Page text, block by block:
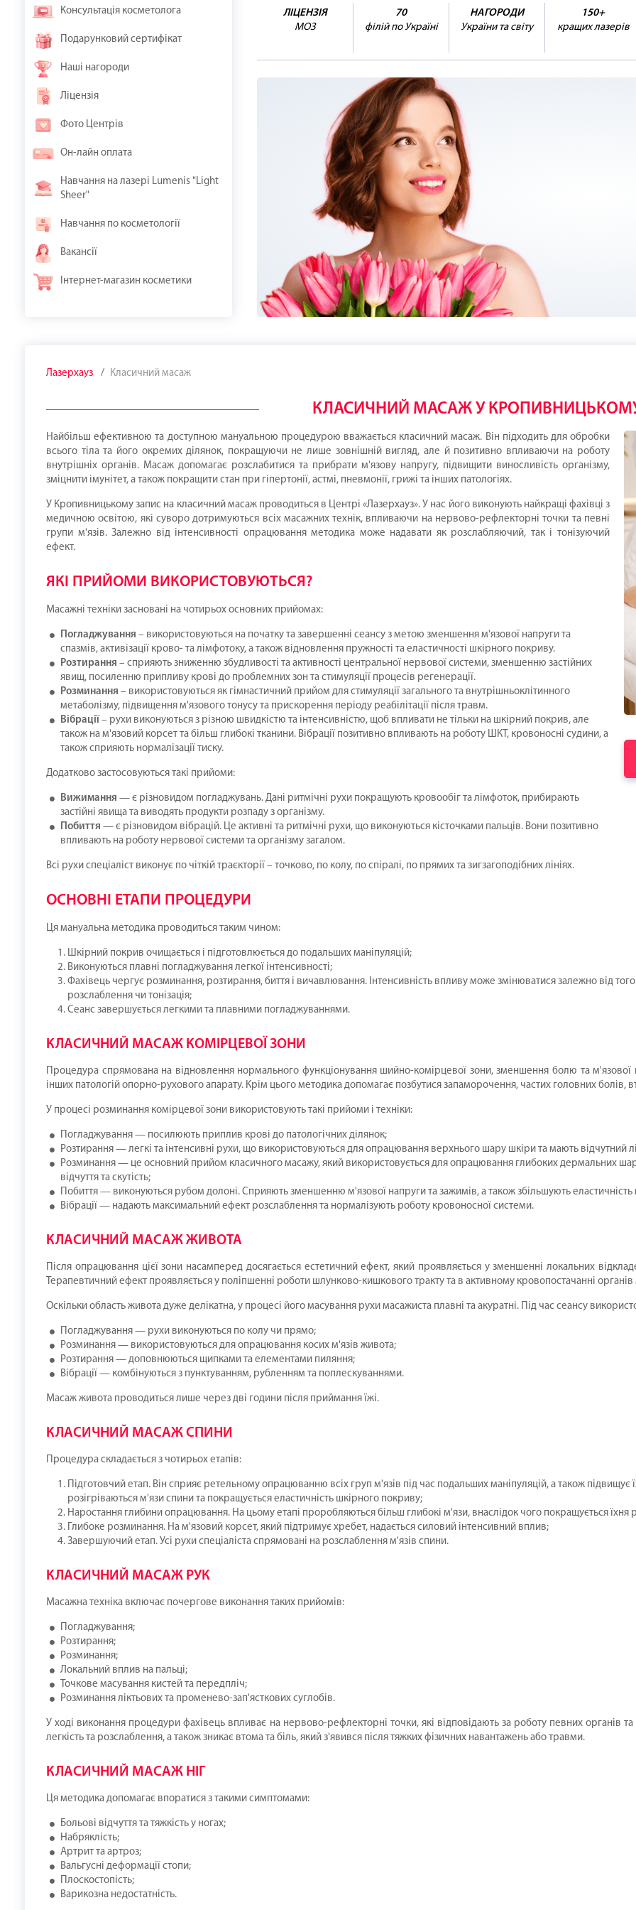
Консультація косметолога
Подарунковий сертифікат
Наші нагороди
Ліцензія
Фото Центрів
Он-лайн оплата
Навчання на лазері Lumenis "Light
Sheer"
Навчання по косметології
Вакансії
Інтернет-магазин косметики
ЛІЦЕНЗІЯ
МОЗ
70
філій по Україні
НАГОРОДИ
України та світу
150+
кращих лазерів
Лазерхауз Класичний масаж
КЛАСИЧНИЙ МАСАЖ У
Найбільш ефективною та доступною мануальною процедурою вважається класичний масаж. Він підходить для обробки
всього тіла та його окремих ділянок, покращуючи не лише зовнішній вигляд, але й позитивно впливаючи на роботу
внутрішніх органів. Масаж допомагає розслабитися та прибрати м'язову напругу, підвищити виносливість організму,
зміцнити імунітет, а також покращити стан при гіпертонії, астмі, пневмонії, грижі та інших патологіях.
У Кропивницькому запис на класичний масаж проводиться в Центрі «Лазерхауз». У нас його виконують найкращі фахівці з
медичною освітою, які суворо дотримуються всіх масажних технік, впливаючи на нервово-рефлекторні точки та певні
групи м'язів. Залежно від інтенсивності опрацювання методика може надавати як розслабляючий, так і тонізуючий
ефект.
ЯКІ ПРИЙОМИ ВИКОРИСТОВУЮТЬСЯ?
Масажні техніки засновані на чотирьох основних прийомах:
Погладжування – використовуються на початку та завершенні сеансу з метою зменшення м'язової напруги та
спазмів, активізації крово- та лімфотоку, а також відновлення пружності та еластичності шкірного покриву.
Розтирання – сприяють зниженню збудливості та активності центральної нервової системи, зменшенню застійних
явищ, посиленню припливу крові до проблемних зон та стимуляції процесів регенерації.
Розминання – використовуються як гімнастичний прийом для стимуляції загального та внутрішньоклітинного
метаболізму, підвищення м'язового тонусу та прискорення періоду реабілітації після травм.
Вібрації – рухи виконуються з різною швидкістю та інтенсивністю, щоб впливати не тільки на шкірний покрив, але
також на м'язовий корсет та більш глибокі тканини. Вібрації позитивно впливають на роботу ШКТ, кровоносні судини, а
також сприяють нормалізації тиску.
Додатково застосовуються такі прийоми:
Вижимання — є різновидом погладжувань. Дані ритмічні рухи покращують кровообіг та лімфоток, прибирають
застійні явища та виводять продукти розпаду з організму.
Побиття — є різновидом вібрацій. Це активні та ритмічні рухи, що виконуються кісточками пальців. Вони позитивно
впливають на роботу нервової системи та організму загалом.
Всі рухи спеціаліст виконує по чіткій траєкторії – точково, по колу, по спіралі, по прямих та зигзагоподібних лініях.
ОСНОВНІ ЕТАПИ ПРОЦЕДУРИ
Ця мануальна методика проводиться таким чином:
Шкірний покрив очищається і підготовлюється до подальших маніпуляцій;
Виконуються плавні погладжування легкої інтенсивності;
Фахівець чергує розминання, розтирання, биття і вичавлювання. Інтенсивність впливу може змінюватися залежно від
розслаблення чи тонізація;
Сеанс завершується легкими та плавними погладжуваннями.
КЛАСИЧНИЙ МАСАЖ КОМІРЦЕВОЇ ЗОНИ
Процедура спрямована на відновлення нормального функціонування шийно-комірцевої зони, зменшення болю та м'язової
інших патологій опорно-рухового апарату. Крім цього методика допомагає позбутися запаморочення, частих головних болів,
У процесі розминання комірцевої зони використовують такі прийоми і техніки:
Погладжування — посилюють приплив крові до патологічних ділянок;
Розтирання — легкі та інтенсивні рухи, що використовуються для опрацювання верхнього шару шкіри та мають відчутний
Розминання — це основний прийом класичного масажу, який використовується для опрацювання глибоких дермальних
відчуття та скутість;
Побиття — виконуються рубом долоні. Сприяють зменшенню м'язової напруги та зажимів, а також збільшують
Вібрації — надають максимальний ефект розслаблення та нормалізують роботу кровоносної системи.
КЛАСИЧНИЙ МАСАЖ ЖИВОТА
Після опрацювання цієї зони насамперед досягається естетичний ефект, який проявляється у зменшенні локальних
Терапевтичний ефект проявляється у поліпшенні роботи шлунково-кишкового тракту та в активному кровопостачанні органів
Оскільки область живота дуже делікатна, у процесі його масування рухи масажиста плавні та акуратні. Під час сеансу
Погладжування — рухи виконуються по колу чи прямо;
Розминання — використовуються для опрацювання косих м'язів живота;
Розтирання — доповнюються щипками та елементами пиляння;
Вібрації — комбінуються з пунктуванням, рубленням та поплескуваннями.
Масаж живота проводиться лише через дві години після приймання їжі.
КЛАСИЧНИЙ МАСАЖ СПИНИ
Процедура складається з чотирьох етапів:
Підготовчий етап. Він сприяє ретельному опрацюванню всіх груп м'язів під час подальших маніпуляцій, а також підвищує
розігріваються м'язи спини та покращується еластичність шкірного покриву;
Наростання глибини опрацювання. На цьому етапі проробляються більш глибокі м'язи, внаслідок чого покращується їхня
Глибоке розминання. На м'язовий корсет, який підтримує хребет, надається силовий інтенсивний вплив;
Завершуючий етап. Усі рухи спеціаліста спрямовані на розслаблення м'язів спини.
КЛАСИЧНИЙ МАСАЖ РУК
Масажна техніка включає почергове виконання таких прийомів:
Погладжування;
Розтирання;
Розминання;
Локальний вплив на пальці;
Точкове масування кистей та передпліч;
Розминання ліктьових та променево-зап'ясткових суглобів.
У ході виконання процедури фахівець впливає на нервово-рефлекторні точки, які відповідають за роботу певних органів
легкість та розслаблення, а також зникає втома та біль, який з'явився після тяжких фізичних навантажень або травми.
КЛАСИЧНИЙ МАСАЖ НІГ
Ця методика допомагає впоратися з такими симптомами:
Больові відчуття та тяжкість у ногах;
Набряклість;
Артрит та артроз;
Вальгусні деформації стопи;
Плоскостопість;
Варикозна недостатність.